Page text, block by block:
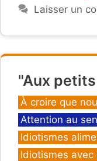
Laisser un
"Aux
Catégories
À croire que
Attention au
Idiotismes
Idiotismes